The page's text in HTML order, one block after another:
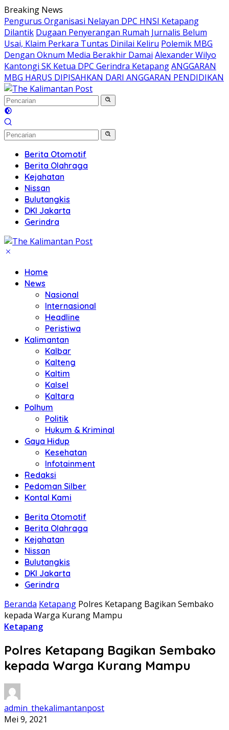
Langsung
ke
konten
Breaking News
Pengurus Organisasi Nelayan DPC HNSI Ketapang
Dilantik Dugaan Penyerangan Rumah Jurnalis Belum
Usai, Klaim Perkara Tuntas Dinilai Keliru Polemik MBG
Dengan Oknum Media Berakhir Damai Alexander Wilyo
Kantongi SK Ketua DPC Gerindra KetapangANGGARAN
MBG HARUS DIPISAHKAN DARI ANGGARAN PENDIDIKAN
Berita Otomotif
Berita Olahraga
Kejahatan
Nissan
Bulutangkis
DKI Jakarta
Gerindra
Home
News
Nasional
Internasional
Headline
Peristiwa
Kalimantan
Kalbar
Kalteng
Kaltim
Kalsel
Kaltara
Polhum
Politik
Hukum & Kriminal
Gaya Hidup
Kesehatan
Infotainment
Redaksi
Pedoman Silber
Kontal Kami
Berita Otomotif
Berita Olahraga
Kejahatan
Nissan
Bulutangkis
DKI Jakarta
Gerindra
Beranda Ketapang Polres Ketapang Bagikan Sembako
kepada Warga Kurang Mampu
Ketapang
Polres Ketapang Bagikan Sembako
kepada Warga Kurang Mampu
admin_thekalimantanpost
Mei 9, 2021